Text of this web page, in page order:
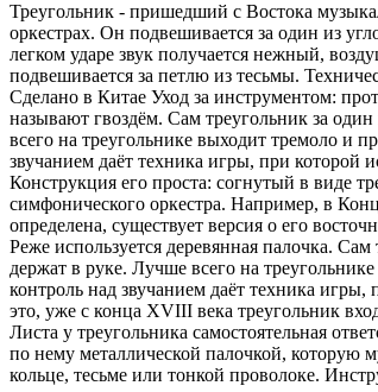
Треугольник - пришедший с Востока
оркестрах. Он подвешивается за один из
легком ударе звук получается нежный,
подвешивается за петлю из тесьмы.
Сделано в Китае Уход за инструментом:
называют гвоздём. Сам треугольник за
всего на треугольнике выходит тремоло и
звучанием даёт техника игры, при которой
Конструкция его проста: согнутый в виде
симфонического оркестра. Например, в
определена, существует версия о его
Реже используется деревянная палочка.
держат в руке. Лучше всего на
контроль над звучанием даёт техника
это, уже с конца XVIII века треугольник
Листа у треугольника самостоятельная
по нему металлической палочкой, которую
кольце, тесьме или тонкой проволоке.